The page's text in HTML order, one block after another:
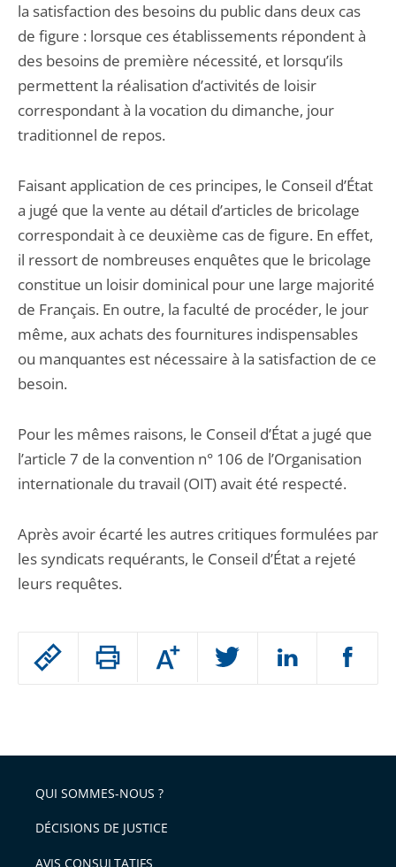
Passer
arriver
après
Augmenter
ou
l'article
pour
la satisfaction des besoins du public dans deux cas
de figure : lorsque ces établissements répondent à
des besoins de première nécessité, et lorsqu’ils
permettent la réalisation d’activités de loisir
correspondant à la vocation du dimanche, jour
traditionnel de repos.
Faisant application de ces principes, le Conseil d’État
a jugé que la vente au détail d’articles de bricolage
correspondait à ce deuxième cas de figure. En effet,
il ressort de nombreuses enquêtes que le bricolage
constitue un loisir dominical pour une large majorité
de Français. En outre, la faculté de procéder, le jour
même, aux achats des fournitures indispensables
ou manquantes est nécessaire à la satisfaction de ce
besoin.
Pour les mêmes raisons, le Conseil d’État a jugé que
l’article 7 de la convention n° 106 de l’Organisation
internationale du travail (OIT) avait été respecté.
Après avoir écarté les autres critiques formulées par
les syndicats requérants, le Conseil d’État a rejeté
leurs requêtes.
QUI SOMMES-NOUS ?
DÉCISIONS DE JUSTICE
AVIS CONSULTATIFS